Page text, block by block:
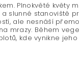
Plnokvěté květy
slunné stanoviště
ale nesnáší
mrazy. Během
kde vynikne